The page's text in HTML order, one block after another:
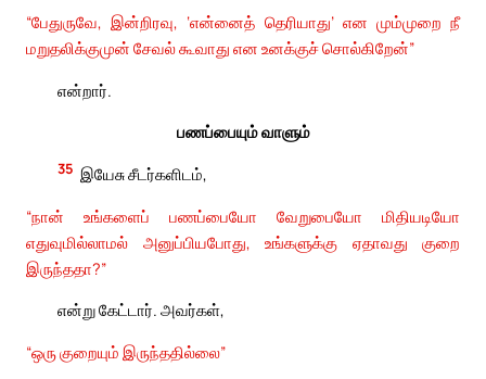
“பேதுருவே, இன்றிரவு, ‘என்னைத் தெரியாது’ என மும்முறை நீ
மறுதலிக்குமுன் சேவல் கூவாது என உனக்குச் சொல்கிறேன்”
என்றார்.
பணப்பையும் வாளும்
35 இயேசு சீடர்களிடம்,
“நான் உங்களைப் பணப்பையோ வேறுபையோ மிதியடியோ
எதுவுமில்லாமல் அனுப்பியபோது, உங்களுக்கு ஏதாவது குறை
இருந்ததா?”
என்று கேட்டார். அவர்கள்,
“ஒரு குறையும் இருந்ததில்லை”